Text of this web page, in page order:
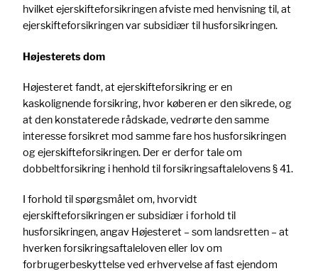
hvilket ejerskifteforsikringen afviste med henvisning til, at
ejerskifteforsikringen var subsidiær til husforsikringen.
Højesterets dom
Højesteret fandt, at ejerskifteforsikring er en
kaskolignende forsikring, hvor køberen er den sikrede, og
at den konstaterede rådskade, vedrørte den samme
interesse forsikret mod samme fare hos husforsikringen
og ejerskifteforsikringen. Der er derfor tale om
dobbeltforsikring i henhold til forsikringsaftalelovens § 41.
I forhold til spørgsmålet om, hvorvidt
ejerskifteforsikringen er subsidiær i forhold til
husforsikringen, angav Højesteret – som landsretten – at
hverken forsikringsaftaleloven eller lov om
forbrugerbeskyttelse ved erhvervelse af fast ejendom